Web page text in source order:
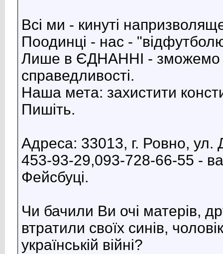
Всі ми - кинуті
Поодинці - нас -
Лише в ЄДНАННІ - зможемо
справедливості.
Наша мета: захистити
Пишіть.
Адреса: 33013, г. Ровно,
453-93-29,093-728-66-55 -
Фейсбуці.
Чи бачили Ви очі матерів,
втратили своїх синів,
українській війні?